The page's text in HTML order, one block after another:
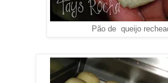
Pão de queijo